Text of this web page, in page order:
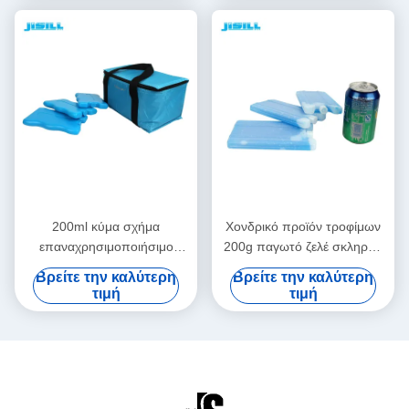
φαγητό
200ml κύμα σχήμα
επαναχρησιμοποιήσιμο
τρόφιμα βαθμό χρώμα τζελ
παγοθήκη για παιδιά
σακούλες μεσημεριανού
Βρείτε την καλύτερη
τιμή
Χονδρικό προϊόν τροφίμων
200g παγωτό ζελέ σκληρού
κέλυφου για γεύματα
Βρείτε την καλύτερη
τιμή